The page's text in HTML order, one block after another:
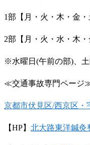
1部【月・火・木・金
2部【月・火・水・木
※水曜日 (午前の部) 、
≪交通事故専門ページ
京都市伏見区/西京区
【HP】 北大路東洋鍼灸